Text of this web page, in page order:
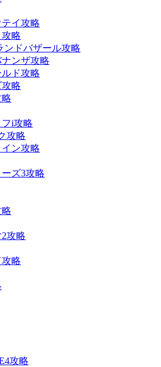
イ攻略
略
ンドバザール攻略
ンザ攻略
ド攻略
略
i攻略
攻略
イン攻略
ズ3攻略
攻略
略
攻略